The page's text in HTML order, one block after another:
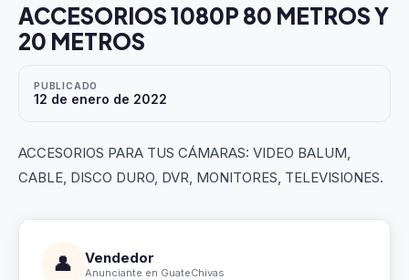
ACCESORIOS 1080P 80 METROS Y
20 METROS
PUBLICADO
12 de enero de 2022
ACCESORIOS PARA TUS CÁMARAS: VIDEO BALUM,
CABLE, DISCO DURO, DVR, MONITORES, TELEVISIONES.
👤 Vendedor
Anunciante en GuateChivas